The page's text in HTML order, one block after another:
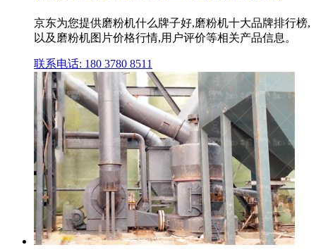
京东为您提供磨粉机什么牌子好,磨粉机十大品牌排行榜,
以及磨粉机图片价格行情,用户评价等相关产品信息。
联系电话: 180 3780 8511